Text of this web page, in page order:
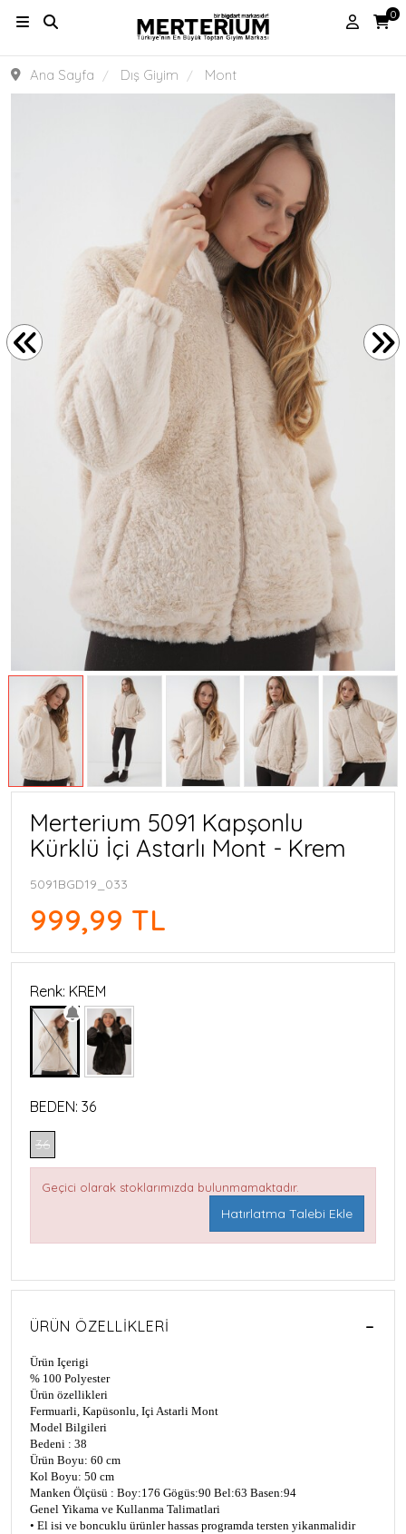
0
Ana Sayfa Dış Giyim Mont
Merterium 5091 Kapşonlu
Kürklü İçi Astarlı Mont - Krem
5091BGD19_033
999,99 TL
Renk: KREM
BEDEN: 36
36
Geçici olarak stoklarımızda bulunmamaktadır.
Hatırlatma Talebi Ekle
ÜRÜN ÖZELLIKLERI
Ürün Içerigi
% 100 Polyester
Ürün özellikleri
Fermuarli, Kapüsonlu, Içi Astarli Mont
Model Bilgileri
Bedeni : 38
Ürün Boyu: 60 cm
Kol Boyu: 50 cm
Manken Ölçüsü : Boy:176 Gögüs:90 Bel:63 Basen:94
Genel Yikama ve Kullanma Talimatlari
• El isi ve boncuklu ürünler hassas programda tersten yikanmalidir